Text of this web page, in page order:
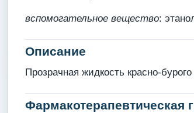
вспомогательное вещество:
Описание
Прозрачная жидкость красно-
Фармакотерапевтическая